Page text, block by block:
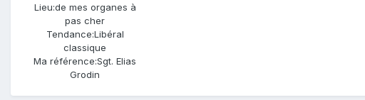
Lieu:de mes organes à
pas cher
Tendance:Libéral
classique
Ma référence:Sgt. Elias
Grodin